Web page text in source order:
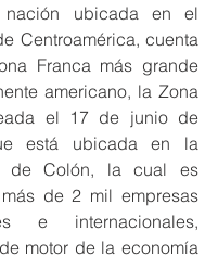
nación ubicada en el
Centroamérica, cuenta
Franca más grande
americano, la Zona
el 17 de junio de
está ubicada en la
de Colón, la cual es
de 2 mil empresas
e internacionales,
motor de la economía